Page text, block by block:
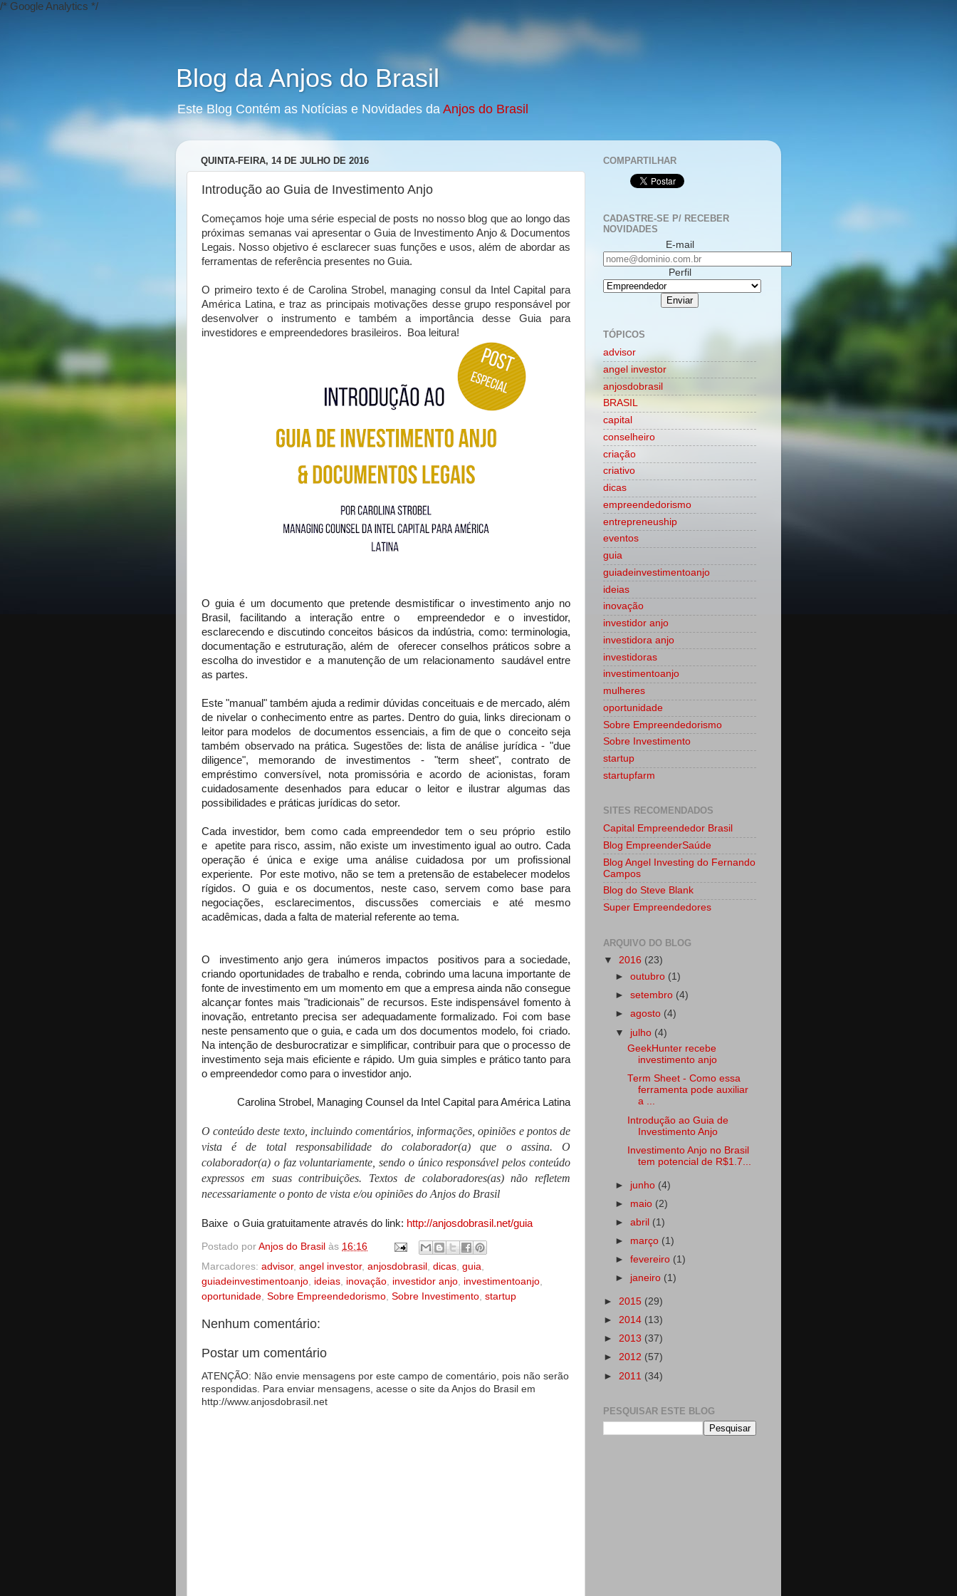
/* Google Analytics */
Blog da Anjos do Brasil
Este Blog Contém as Notícias e Novidades da Anjos do Brasil
QUINTA-FEIRA, 14 DE JULHO DE 2016
Introdução ao Guia de Investimento Anjo
Começamos hoje uma série especial de posts no nosso blog que ao longo das
próximas semanas vai apresentar o Guia de Investimento Anjo & Documentos
Legais. Nosso objetivo é esclarecer suas funções e usos, além de abordar as
ferramentas de referência presentes no Guia.
O primeiro texto é de Carolina Strobel, managing consul da Intel Capital para
América Latina, e traz as principais motivações desse grupo responsável por
desenvolver o instrumento e também a importância desse Guia para
investidores e empreendedores brasileiros. Boa leitura!
O guia é um documento que pretende desmistificar o investimento anjo no
Brasil, facilitando a interação entre o
empreendedor e o investidor,
esclarecendo e discutindo conceitos básicos da indústria, como: terminologia,
documentação e estruturação, além de
oferecer conselhos práticos sobre a
escolha do investidor e
a manutenção de um relacionamento
saudável entre
as partes.
Este "manual" também ajuda a redimir dúvidas conceituais e de mercado, além
de nivelar o conhecimento entre as partes. Dentro do guia, links direcionam o
leitor para modelos
de documentos essenciais, a fim de que o
conceito seja
também observado na prática. Sugestões de: lista de análise jurídica - "due
diligence", memorando de investimentos - "term sheet", contrato de
empréstimo conversível, nota promissória e acordo de acionistas, foram
cuidadosamente desenhados para educar o leitor e ilustrar algumas das
possibilidades e práticas jurídicas do setor.
Cada investidor, bem como cada empreendedor tem o seu próprio
estilo
e
apetite para risco, assim, não existe um investimento igual ao outro. Cada
operação é única e exige uma análise cuidadosa por um profissional
experiente.
Por este motivo, não se tem a pretensão de estabelecer modelos
rígidos. O guia e os documentos, neste caso, servem como base para
negociações, esclarecimentos, discussões comerciais e até mesmo
acadêmicas, dada a falta de material referente ao tema.
O investimento anjo gera inúmeros impactos
positivos para a sociedade,
criando oportunidades de trabalho e renda, cobrindo uma lacuna importante de
fonte de investimento em um momento em que a empresa ainda não consegue
alcançar fontes mais "tradicionais" de recursos. Este indispensável fomento à
inovação, entretanto precisa ser adequadamente formalizado. Foi com base
neste pensamento que o guia, e cada um dos documentos modelo, foi criado.
Na intenção de desburocratizar e simplificar, contribuir para que o processo de
investimento seja mais eficiente e rápido. Um guia simples e prático tanto para
o empreendedor como para o investidor anjo.
Carolina Strobel, Managing Counsel da Intel Capital para América Latina
O conteúdo deste texto, incluindo comentários, informações, opiniões e pontos de
vista é de total responsabilidade do colaborador(a) que o assina. O
colaborador(a) o faz voluntariamente, sendo o único responsável pelos conteúdo
expressos em suas contribuições. Textos de colaboradores(as) não refletem
necessariamente o ponto de vista e/ou opiniões do Anjos do Brasil
Baixe o Guia gratuitamente através do link: http://anjosdobrasil.net/guia
Postado por Anjos do Brasil às 16:16
Marcadores: advisor, angel investor, anjosdobrasil dicas guia
guiadeinvestimentoanjo ideias inovação investidor anjo investimentoanjo
oportunidade Sobre Empreendedorismo Sobre Investimento startup
Nenhum comentário:
Postar um comentário
ATENÇÃO: Não envie mensagens por este campo de comentário, pois não serão
respondidas. Para enviar mensagens, acesse o site da Anjos do Brasil em
http://www.anjosdobrasil.net
COMPARTILHAR
CADASTRE-SE P/ RECEBER
NOVIDADES
E-mail
Perfil
TÓPICOS
advisor
angel investor
anjosdobrasil
BRASIL
capital
conselheiro
criação
criativo
dicas
empreendedorismo
entrepreneuship
eventos
guia
guiadeinvestimentoanjo
ideias
inovação
investidor anjo
investidora anjo
investidoras
investimentoanjo
mulheres
oportunidade
Sobre Empreendedorismo
Sobre Investimento
startup
startupfarm
SITES RECOMENDADOS
Capital Empreendedor Brasil
Blog EmpreenderSaúde
Blog Angel Investing do Fernando
Campos
Blog do Steve Blank
Super Empreendedores
ARQUIVO DO BLOG
▼ 2016 (23)
►outubro (1)
►setembro (4)
►agosto (4)
▼ julho (4)
GeekHunter recebe
investimento anjo
Term Sheet - Como essa
ferramenta pode auxiliar
a ...
Introdução ao Guia de
Investimento Anjo
Investimento Anjo no Brasil
tem potencial de R$1.7...
► junho (4)
► maio (2)
►abril (1)
► março (1)
►fevereiro (1)
► janeiro (1)
► 2015 (29)
► 2014 (13)
► 2013 (37)
► 2012 (57)
► 2011 (34)
PESQUISAR ESTE BLOG